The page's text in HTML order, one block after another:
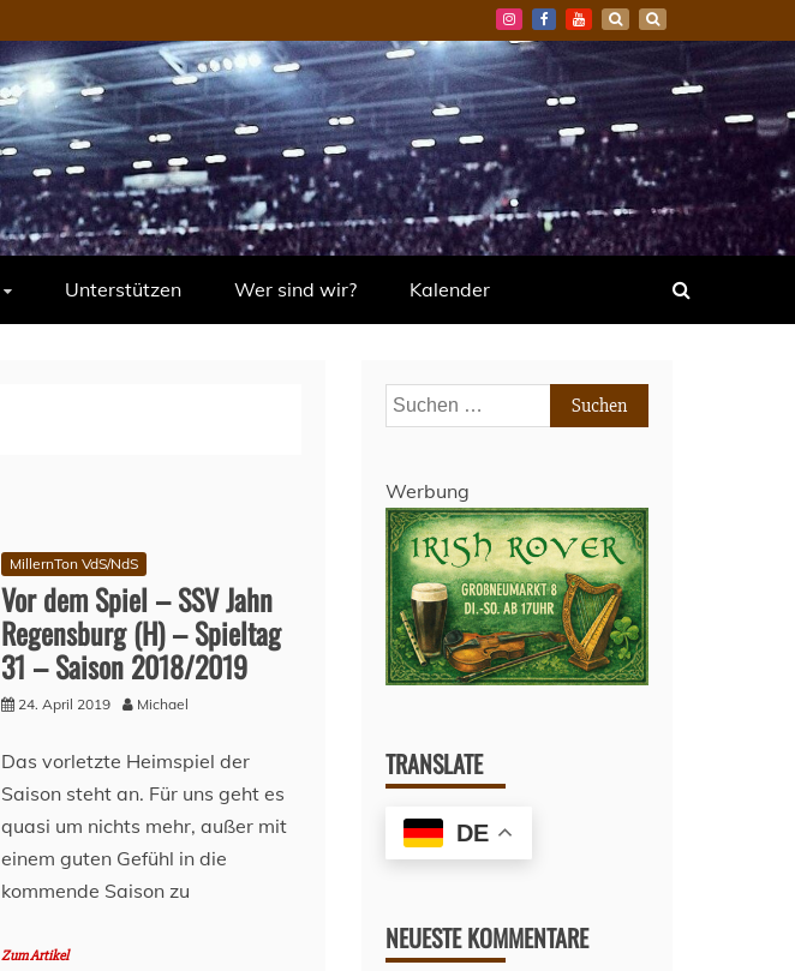
Unterstützen Wer sind wir? Kalender
MillernTon VdS/NdS
Vor dem Spiel – SSV Jahn
Regensburg (H) – Spieltag
31 – Saison 2018/2019
24. April 2019 Michael
Das vorletzte Heimspiel der
Saison steht an. Für uns geht es
quasi um nichts mehr, außer mit
einem guten Gefühl in die
kommende Saison zu
Zum Artikel
Suchen
nach:
Werbung
TRANSLATE
DE
NEUESTE KOMMENTARE